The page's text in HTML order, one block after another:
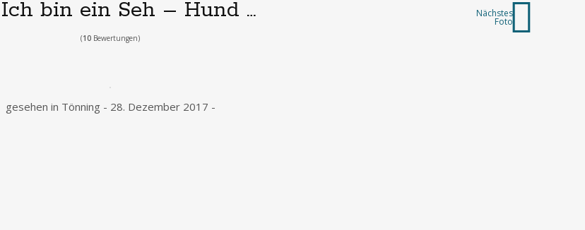
Ich bin ein Seh – Hund …
(10 Bewertungen)
Nächstes
Foto
gesehen in Tönning - 28. Dezember 2017 -